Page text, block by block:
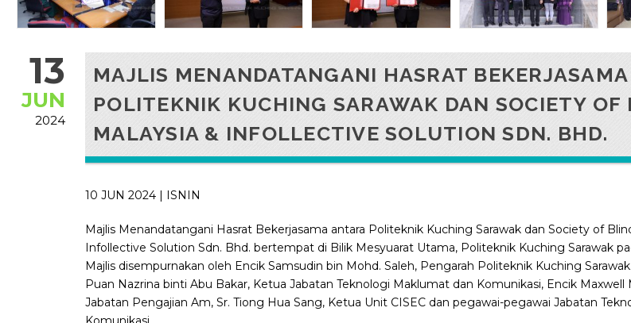
13
JUN
2024
MAJLIS MENANDATANGANI HASRAT
POLITEKNIK KUCHING SARAWAK DAN SOCIETY OF
MALAYSIA & INFOLLECTIVE SOLUTION SDN. BHD.
10 JUN 2024 | ISNIN
Majlis Menandatangani Hasrat Bekerjasama antara Politeknik Kuching Sarawak dan Society of
Infollective Solution Sdn. Bhd. bertempat di Bilik Mesyuarat Utama, Politeknik Kuching Sarawak
Majlis disempurnakan oleh Encik Samsudin bin Mohd. Saleh, Pengarah Politeknik Kuching
Puan Nazrina binti Abu Bakar, Ketua Jabatan Teknologi Maklumat dan Komunikasi, Encik Maxwell
Jabatan Pengajian Am, Sr. Tiong Hua Sang, Ketua Unit CISEC dan pegawai-pegawai Jabatan